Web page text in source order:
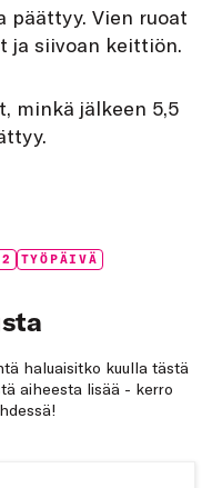
päättyy. Vien ruoat
ja siivoan keittiön.
minkä jälkeen 5,5
TYÖPÄIVÄ
haluaisitko kuulla tästä
aiheesta lisää - kerro